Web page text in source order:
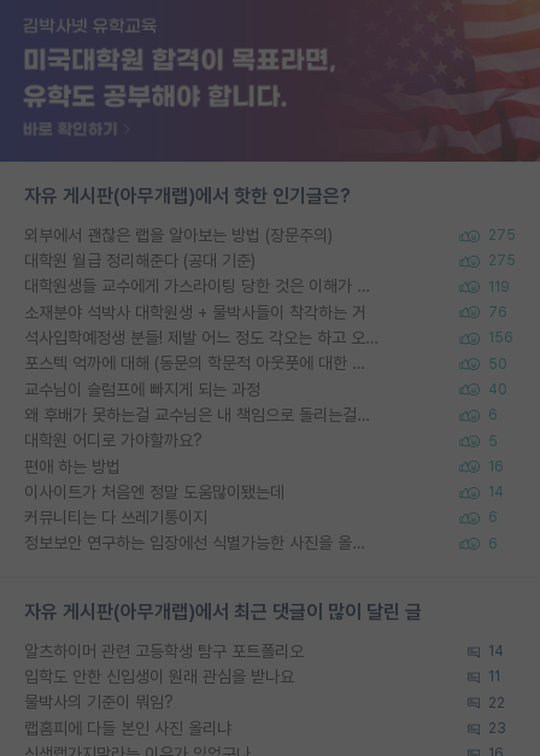
자유 게시판(아무개랩)에서 핫한 인기글은?
외부에서 괜찮은 랩을 알아보는 방법 (장문주의) 275
대학원 월급 정리해준다 (공대 기준) 275
대학원생들 교수에게 가스라이팅 당한 것은 이해가 갑니다. 안타깝네요. 119
소재분야 석박사 대학원생 + 물박사들이 착각하는 거 76
석사입학예정생 분들! 제발 어느 정도 각오는 하고 오세요. 156
포스텍 억까에 대해 (동문의 학문적 아웃풋에 대한 반박) 50
교수님이 슬럼프에 빠지게 되는 과정 40
왜 후배가 못하는걸 교수님은 내 책임으로 돌리는걸까요? 6
대학원 어디로 가야할까요? 5
편애 하는 방법 16
이사이트가 처음엔 정말 도움많이됐는데 14
커뮤니티는 다 쓰레기통이지 6
정보보안 연구하는 입장에선 식별가능한 사진을 올리는건 비추이긴함 6
자유 게시판(아무개랩)에서 최근 댓글이 많이 달린 글
알츠하이머 관련 고등학생 탐구 포트폴리오 14
입학도 안한 신입생이 원래 관심을 받나요 11
물박사의 기준이 뭐임? 22
랩홈피에 다들 본인 사진 올리냐 23